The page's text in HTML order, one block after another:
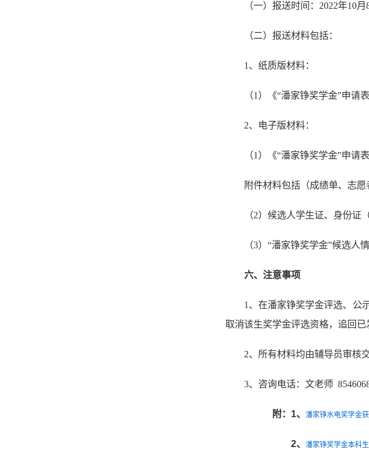
（一）报送时间：2022年10月
（二）报送材料包括：
1、纸质版材料：
（1）《“潘家铮奖学金”申请表
2、电子版材料：
（1）《“潘家铮奖学金”申请
附件材料包括（成绩单、志愿
（2）候选人学生证、身份证
（3）“潘家铮奖学金”候选人
六、注意事项
1、在潘家铮奖学金评选、公
取消该生奖学金评选资格，追回已
2、所有材料均由辅导员审核
3、咨询电话：文老师
附：1、 潘家铮水电奖学金
2、 潘家铮奖学金本科